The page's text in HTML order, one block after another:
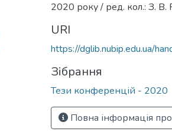
2020 року / ред. кол.: З. В.
URI
https://dglib.nubip.edu.ua/
Зібрання
Тези конференцій - 2020
Повна інформація